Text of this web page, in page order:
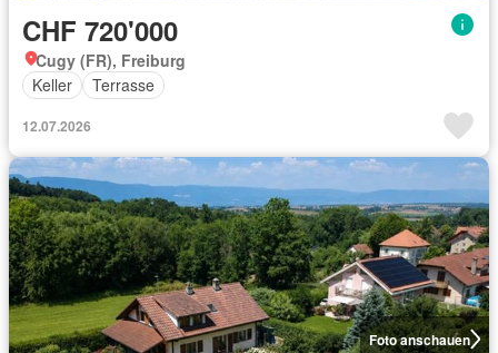
CHF 720'000
Cugy (FR), Freiburg
Keller
Terrasse
12.07.2026
Foto anschauen